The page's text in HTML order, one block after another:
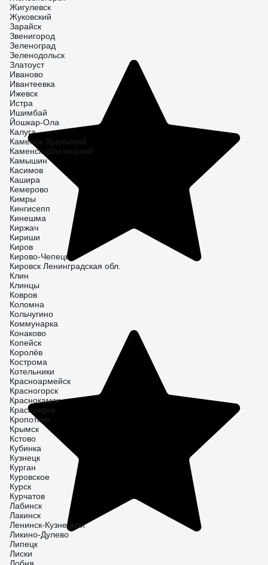
Жигулевск
Жуковский
Зарайск
Звенигород
Зеленоград
Зеленодольск
Златоуст
Иваново
Ивантеевка
Ижевск
Истра
Ишимбай
Йошкар-Ола
Калуга
Каменск-Уральский
Каменск-Шахтинский
Камышин
Касимов
Кашира
Кемерово
Кимры
Кингисепп
Кинешма
Киржач
Кириши
Киров
Кирово-Чепецк
Кировск Ленинградская обл.
Клин
Клинцы
Ковров
Коломна
Кольчугино
Коммунарка
Конаково
Копейск
Королёв
Кострома
Котельники
Красноармейск
Красногорск
Краснокамск
Красноярск
Кропоткин
Крымск
Кстово
Кубинка
Кузнецк
Курган
Куровское
Курск
Курчатов
Лабинск
Лакинск
Ленинск-Кузнецкий
Ликино-Дулево
Липецк
Лиски